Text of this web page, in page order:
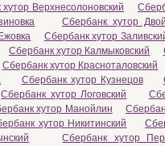
Верхнесолоновский
Сбербанк хутор
Сбербанк хутор
Сбербанк хутор Калмыковский
Сбербанк хутор Красноталовский
Сбербанк хутор Кузнецов
Сбербанк хутор Логовский
хутор Манойлин
хутор Никитинский
Сбербанк хутор